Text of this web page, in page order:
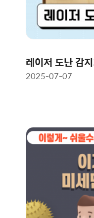
레이저 도난 감
2025-07-07